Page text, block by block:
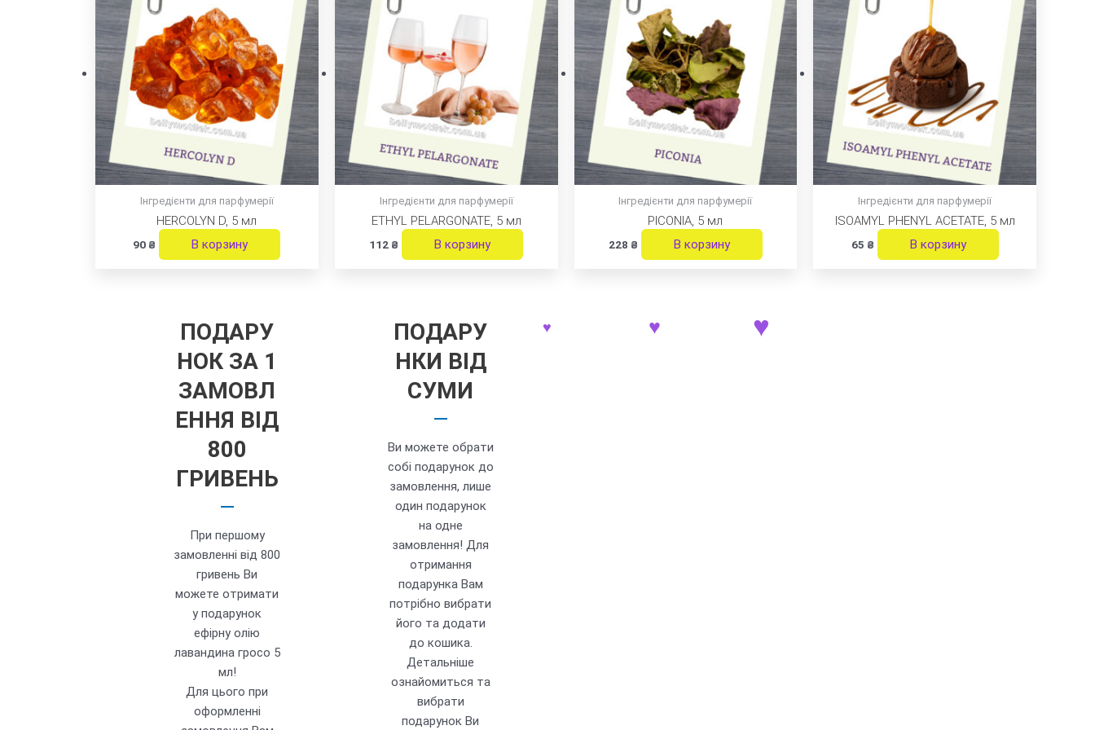
Інгредієнти для парфумерії
HERCOLYN D, 5 мл
90 ₴ В корзину
Інгредієнти для парфумерії
ETHYL PELARGONATE, 5 мл
112 ₴ В корзину
Інгредієнти для парфумерії
PICONIA, 5 мл
228 ₴ В корзину
Інгредієнти для парфумерії
ISOAMYL PHENYL ACETATE, 5 мл
65 ₴ В корзину
ПОДАРУ
НОК ЗА 1
ЗАМОВЛ
ЕННЯ ВІД
800
ГРИВЕНЬ
При першому
замовленні від 800
гривень Ви
можете отримати
у подарунок
ефірну олію
лавандина гросо 5
мл!
Для цього при
оформленні
ПОДАРУ
НКИ ВІД
СУМИ
Ви можете обрати
собі подарунок до
замовлення, лише
один подарунок
на одне
замовлення! Для
отримання
подарунка Вам
потрібно вибрати
його та додати
до кошика.
Детальніше
ознайомиться та
вибрати
подарунок Ви
♥ ♥ ♥